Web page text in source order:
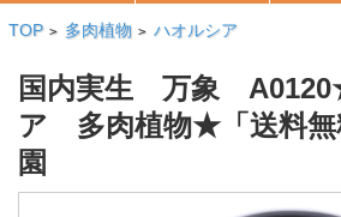
TOP > 多肉植物 > ハオルシア
国内実生 万象
ア 多肉植物★「送料無
園